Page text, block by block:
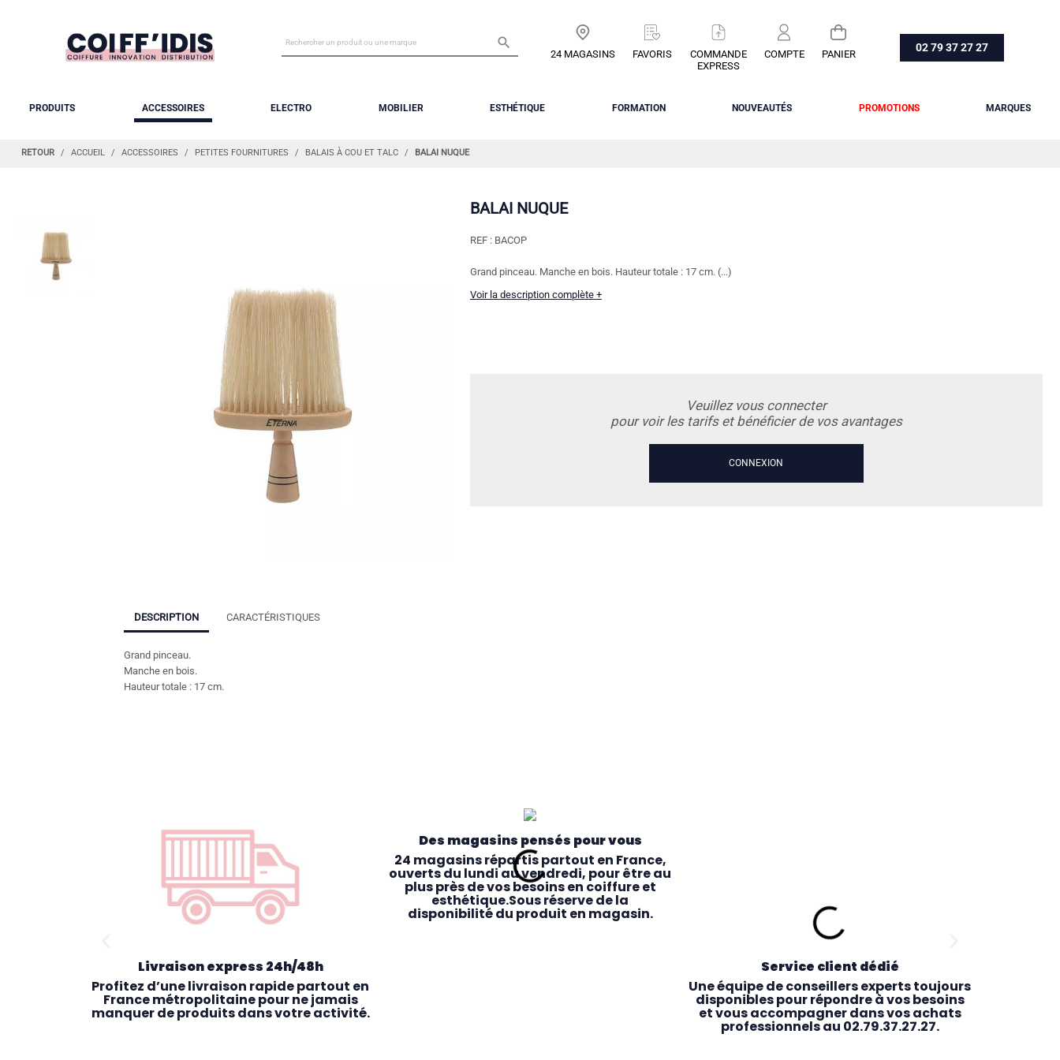

24 MAGASINS FAVORIS
COMMANDE
EXPRESS
COMPTE PANIER
02 79 37 27 27
PRODUITS ACCESSOIRES ELECTRO MOBILIER ESTHÉTIQUE FORMATION NOUVEAUTÉS PROMOTIONS MARQUES
RETOUR ACCUEIL ACCESSOIRES PETITES FOURNITURES BALAIS À COU ET TALC BALAI NUQUE
BALAI NUQUE
REF : BACOP
Grand pinceau. Manche en bois. Hauteur totale : 17 cm. (...)
Voir la description complète +
Veuillez vous connecter
pour voir les tarifs et bénéficier de vos avantages
CONNEXION
DESCRIPTION CARACTÉRISTIQUES
Grand pinceau.
Manche en bois.
Hauteur totale : 17 cm.
Livraison express 24h/48h
Profitez d’une livraison rapide partout en
France métropolitaine pour ne jamais
manquer de produits dans votre activité.
Des magasins pensés pour vous
24 magasins répartis partout en France,
ouverts du lundi au vendredi, pour être au
plus près de vos besoins en coiffure et
esthétique.Sous réserve de la
disponibilité du produit en magasin.
Service client dédié
Une équipe de conseillers experts toujours
disponibles pour répondre à vos besoins
et vous accompagner dans vos achats
professionnels au 02.79.37.27.27.